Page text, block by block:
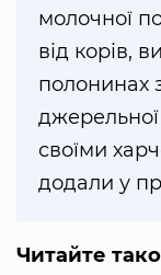
молочної
від корів,
полонинах
своїми
додали у
Читайте